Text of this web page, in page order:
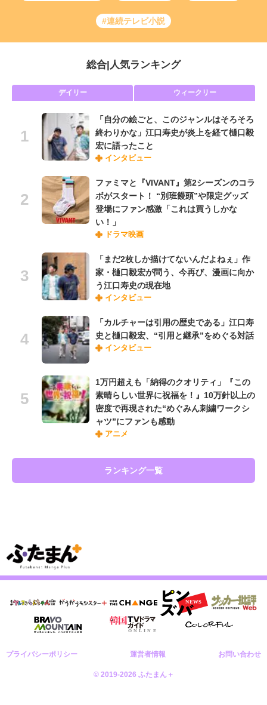
#連続テレビ小説
総合 人気ランキング
デイリー ウィークリー
「自分の絵ごと、このジャンルはそろそろ
終わりかな」江口寿史が炎上を経て樋口毅
宏に語ったこと
インタビュー
ファミマと『VIVANT』第2シーズンのコラ
ボがスタート！ “別班饅頭”や限定グッズ
登場にファン感激「これは買うしかな
い！」
ドラマ映画
「まだ2枚しか描けてないんだよねぇ」作
家・樋口毅宏が問う、今再び、漫画に向か
う江口寿史の現在地
インタビュー
「カルチャーは引用の歴史である」江口寿
史と樋口毅宏、“引用と継承”をめぐる対話
インタビュー
1万円超えも「納得のクオリティ」『この
素晴らしい世界に祝福を！』10万針以上の
密度で再現された“めぐみん刺繍ワークシ
ャツ”にファンも感動
アニメ
ランキング一覧
プライバシーポリシー 運営者情報 お問い合わせ
© 2019-2026 ふたまん＋